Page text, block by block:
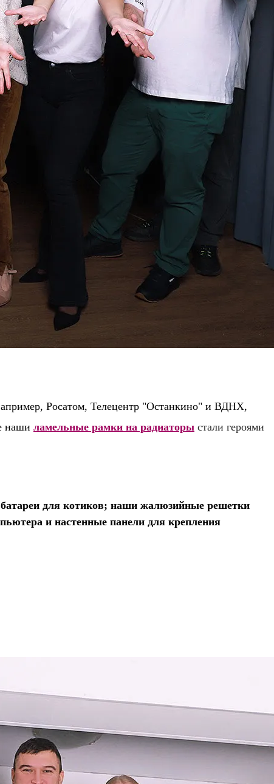
Росатом, Телецентр "Останкино" и ВДНХ,
наши ламельные рамки на радиаторы стали героями
для котиков; наши жалюзийные решетки
и настенные панели для крепления